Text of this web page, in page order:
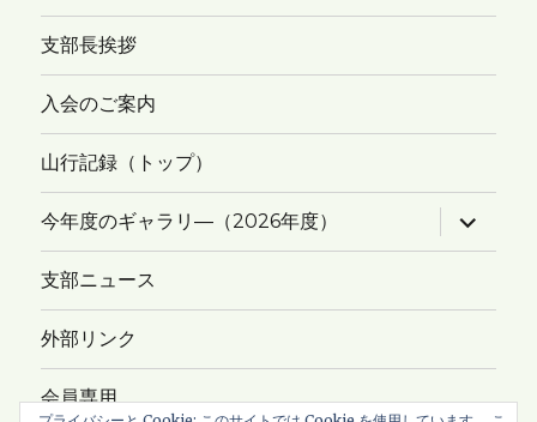
支部長挨拶
入会のご案内
山行記録（トップ）
今年度のギャラリ―（2026年度）
サ
ブ
メ
ー
開
支部ニュース
外部リンク
会員専用